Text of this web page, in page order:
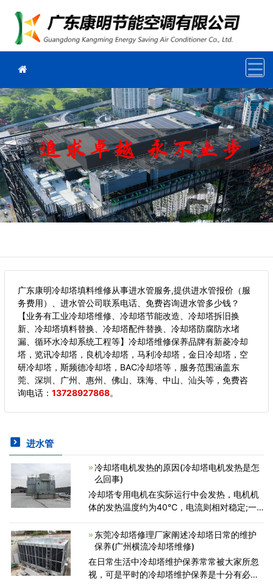
广东康明冷却塔填料维修从事进水管服务,提供进水管报价（服
务费用）、进水管公司联系电话、免费咨询进水管多少钱？
【业务有工业冷却塔维修、冷却塔节能改造、冷却塔拆旧换
新、冷却塔填料替换、冷却塔配件替换、冷却塔防腐防水堵
漏、循环水冷却系统工程等】冷却塔维修保养品牌有新菱冷却
塔，览讯冷却塔，良机冷却塔，马利冷却塔，金日冷却塔，空
研冷却塔，斯频德冷却塔，BAC冷却塔等，服务范围涵盖东
莞、深圳、广州、惠州、佛山、珠海、中山、汕头等， 免费咨
询电话： 13728927868。
进水管
冷却塔电机发热的原因(冷却塔电机发热是怎
么回事)
冷却塔专用电机在实际运行中会发热，电机机
体的发热温度约为40℃，电流则相对稳定;一
大，并且电机外壳很热的情况，如果出现上述
情况，请检查以下原因：
东莞冷却塔修理厂家阐述冷却塔日常的维护
保养(广州横流冷却塔维修)
在日常生活中冷却塔维护保养常常被大家所忽
视，可是平时的冷却塔维护保养是十分有必要